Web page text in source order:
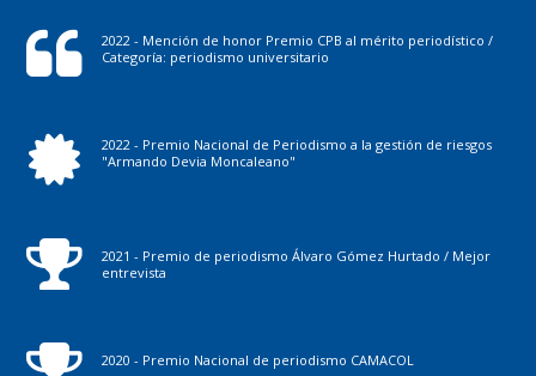
2022 - Mención de honor Premio CPB al mérito periodístico /
Categoría: periodismo universitario
2022 - Premio Nacional de Periodismo a la gestión de riesgos
"Armando Devia Moncaleano"
2021 - Premio de periodismo Álvaro Gómez Hurtado / Mejor
entrevista
2020 - Premio Nacional de periodismo CAMACOL